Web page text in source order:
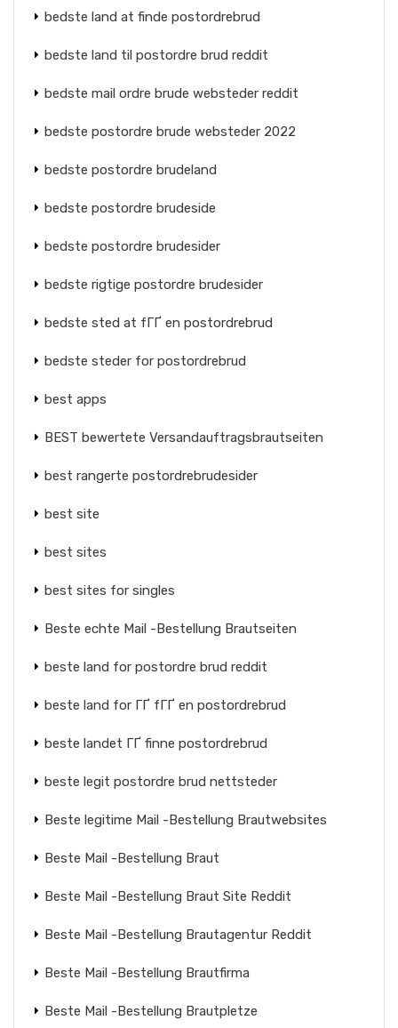
bedste land at finde postordrebrud
bedste land til postordre brud reddit
bedste mail ordre brude websteder reddit
bedste postordre brude websteder 2022
bedste postordre brudeland
bedste postordre brudeside
bedste postordre brudesider
bedste rigtige postordre brudesider
bedste sted at fГҐ en postordrebrud
bedste steder for postordrebrud
best apps
BEST bewertete Versandauftragsbrautseiten
best rangerte postordrebrudesider
best site
best sites
best sites for singles
Beste echte Mail -Bestellung Brautseiten
beste land for postordre brud reddit
beste land for ГҐ fГҐ en postordrebrud
beste landet ГҐ finne postordrebrud
beste legit postordre brud nettsteder
Beste legitime Mail -Bestellung Brautwebsites
Beste Mail -Bestellung Braut
Beste Mail -Bestellung Braut Site Reddit
Beste Mail -Bestellung Brautagentur Reddit
Beste Mail -Bestellung Brautfirma
Beste Mail -Bestellung Brautpletze